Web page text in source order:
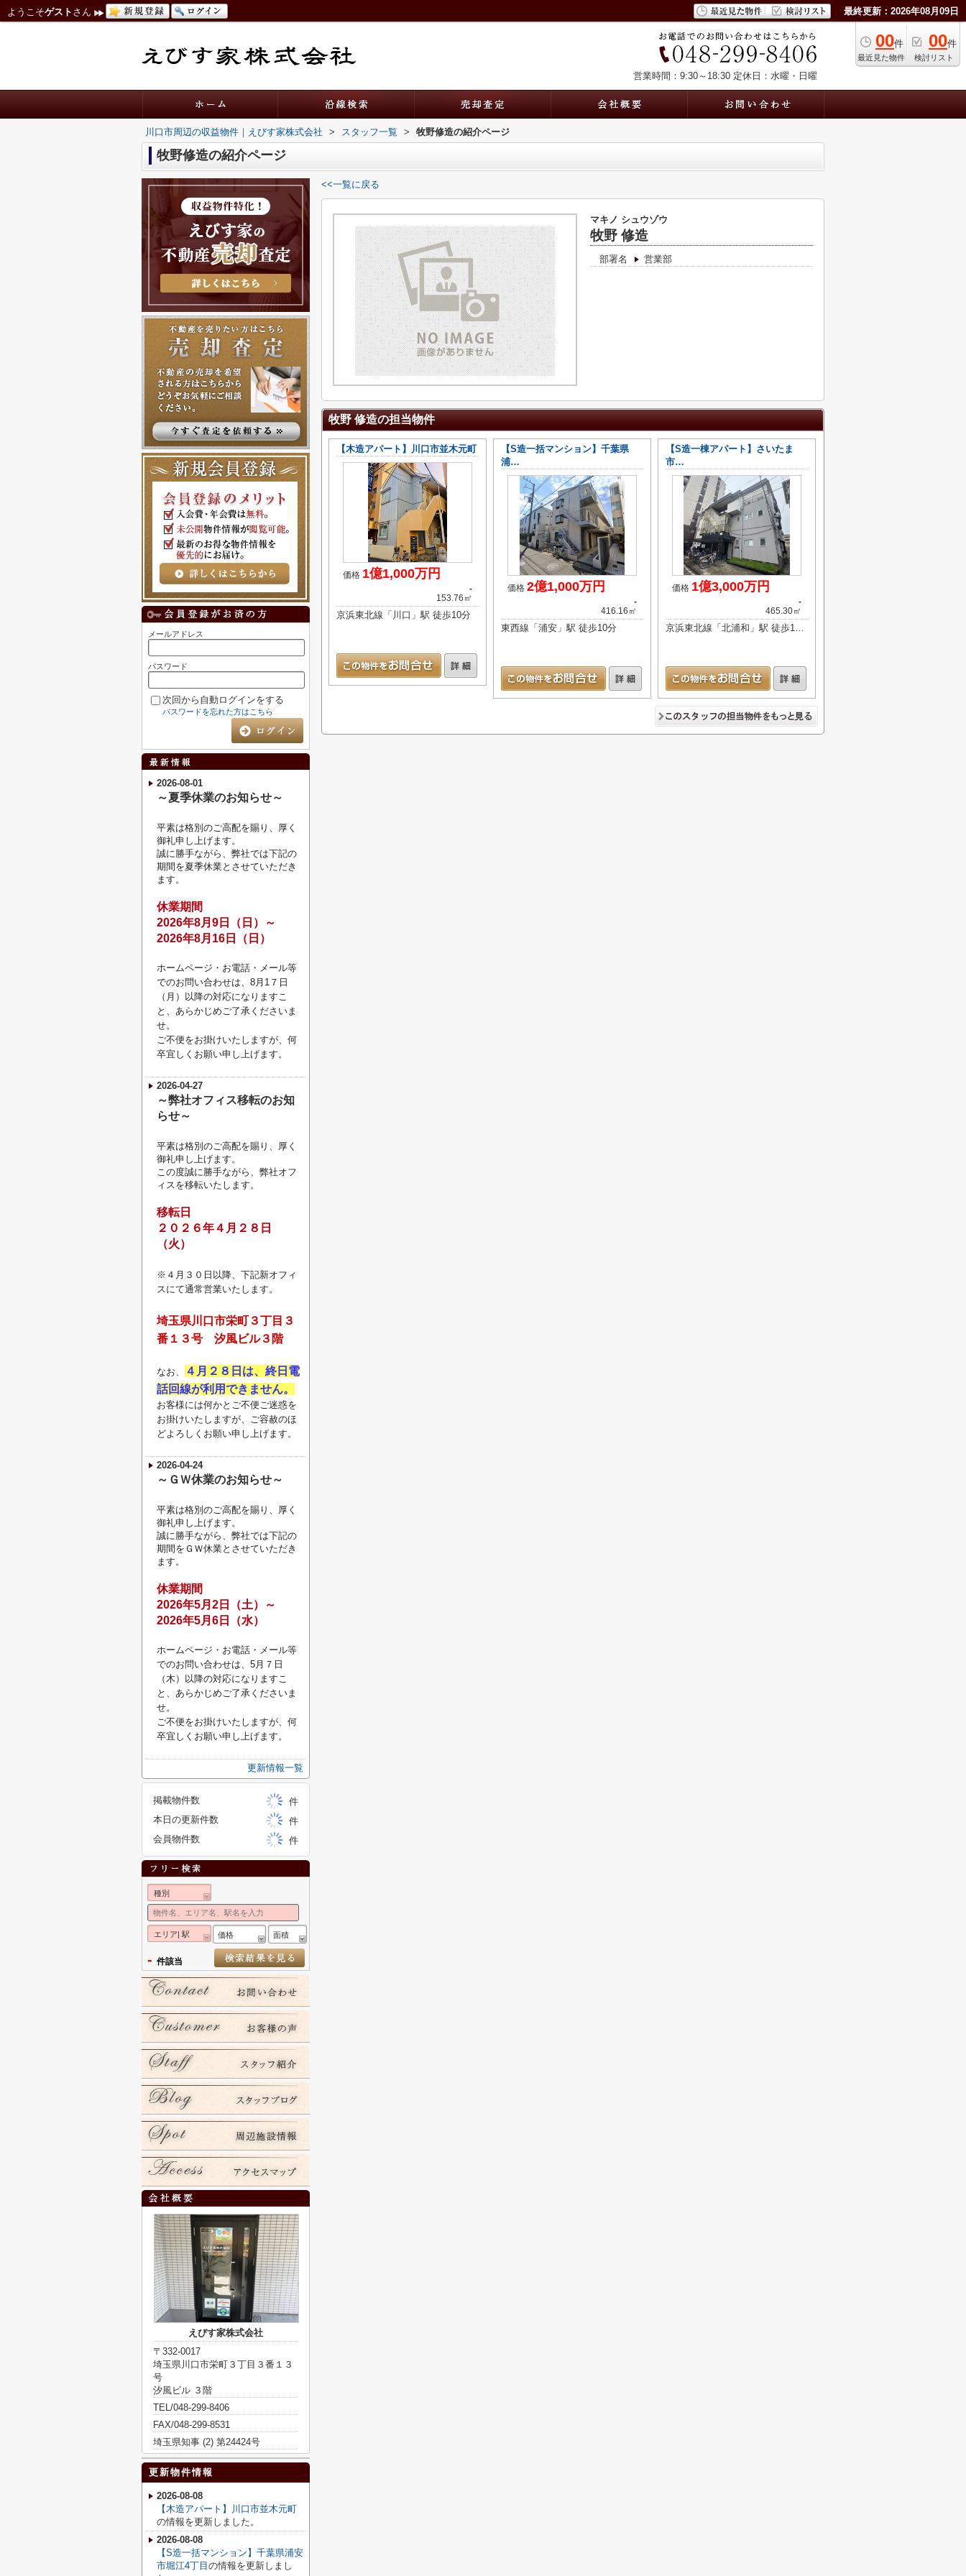
ようこそゲスト さん 最終更新：2026年08月09日
00件
最近見た物件
00件
検討リスト
営業時間：9:30～18:30 定休日：水曜・日曜
川口市周辺の収益物件｜えびす家株式会社 > スタッフ一覧 > 牧野修造の紹介ページ
牧野修造の紹介ページ
<<一覧に戻る
マキノ シュウゾウ
牧野 修造
部署名 営業部
牧野 修造の担当物件
【木造アパート】川口市並木元町
価格 1億1,000万円
-
153.76㎡
京浜東北線「川口」駅 徒歩10分
【S造一括マンション】千葉県
浦…
価格 2億1,000万円
-
416.16㎡
東西線「浦安」駅 徒歩10分
【S造一棟アパート】さいたま
市…
価格 1億3,000万円
-
465.30㎡
京浜東北線「北浦和」駅 徒歩14分
メールアドレス
パスワード
次回から自動ログインをする
パスワードを忘れた方はこちら
2026-08-01
～夏季休業のお知らせ～
平素は格別のご高配を賜り、厚く
御礼申し上げます。
誠に勝手ながら、弊社では下記の
期間を夏季休業とさせていただき
ます。
休業期間
2026年8月9 日（日）～
2026年8月16日（日）
ホームページ・お電話・メール等
でのお問い合わせは、8月1７日
（月）以降の対応になりますこ
と、あらかじめご了承くださいま
せ。
ご不便をお掛けいたしますが、何
卒宜しくお願い申し上げます。
2026-04-27
～弊社オフィス移転のお知
らせ～
平素は格別のご高配を賜り、厚く
御礼申し上げます。
この度誠に勝手ながら、弊社オフ
ィスを移転いたします。
移転日
２０２６年４月２８日
（火）
※４月３０日以降、下記新オフィ
スにて通常営業いたします。
埼玉県川口市栄町３丁目３
番１３号 汐風ビル３階
なお、
４月２８日は、終日電
話回線が利用できません。
お客様には何かとご不便ご迷惑を
お掛けいたしますが、ご容赦のほ
どよろしくお願い申し上げます。
2026-04-24
～ＧＷ休業のお知らせ～
平素は格別のご高配を賜り、厚く
御礼申し上げます。
誠に勝手ながら、弊社では下記の
期間をＧＷ休業とさせていただき
ます。
休業期間
2026年5月2 日（土）～
2026年5月6日（水）
ホームページ・お電話・メール等
でのお問い合わせは、5月７日
（木）以降の対応になりますこ
と、あらかじめご了承くださいま
せ。
ご不便をお掛けいたしますが、何
卒宜しくお願い申し上げます。
更新情報一覧
掲載物件数
件
本日の更新件数
件
会員物件数
件
種別
エリア| 駅 価格 面積
- 件該当
えびす家株式会社
〒332-0017
埼玉県川口市栄町３丁目３番１３
号
汐風ビル ３階
TEL/048-299-8406
FAX/048-299-8531
埼玉県知事 (2) 第24424号
更新物件情報
2026-08-08
【木造アパート】川口市並木元町
の情報を更新しました。
2026-08-08
【S造一括マンション】千葉県浦安
市堀江4丁目 の情報を更新しまし